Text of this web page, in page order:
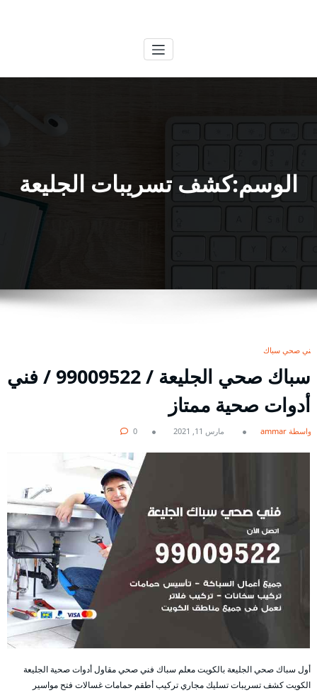
الوسم:كشف تسريبات الجليعة
فني صحي سباك
سباك صحي الجليعة / 99009522 / فني
أدوات صحية ممتاز
بواسطة ammar مارس 11, 2021 0
أول سباك صحي الجليعة بالكويت معلم سباك فني صحي مقاول أدوات صحية الجليعة
الكويت كشف تسريبات تسليك مجاري تركيب أطقم حمامات غسالات فتح مواسير